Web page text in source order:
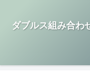
ダブルス組み合わ